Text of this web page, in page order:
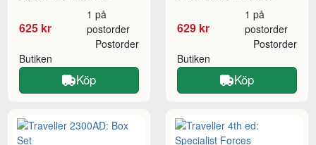
625 kr
1 på
postorder
Butiken
Postorder
Köp
629 kr
1 på
postorder
Butiken
Postorder
Köp